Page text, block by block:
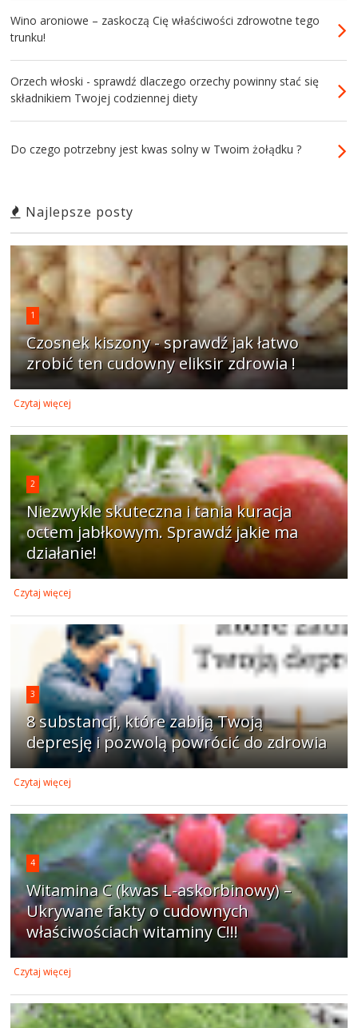
Wino aroniowe – zaskoczą Cię właściwości zdrowotne tego
trunku!
Orzech włoski - sprawdź dlaczego orzechy powinny stać się
składnikiem Twojej codziennej diety
Do czego potrzebny jest kwas solny w Twoim żołądku ?
Najlepsze posty
1
Czosnek kiszony - sprawdź jak łatwo
zrobić ten cudowny eliksir zdrowia !
Czytaj więcej
2
Niezwykle skuteczna i tania kuracja
octem jabłkowym. Sprawdź jakie ma
działanie!
Czytaj więcej
3
8 substancji, które zabiją Twoją
depresję i pozwolą powrócić do zdrowia
Czytaj więcej
4
Witamina C (kwas L-askorbinowy) –
Ukrywane fakty o cudownych
właściwościach witaminy C!!!
Czytaj więcej